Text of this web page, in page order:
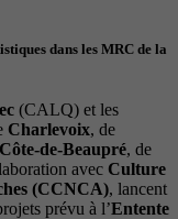
dans les MRC de la
(CALQ) et les
Charlevoix, de
de-Beaupré, de
avec Culture
(CCNCA), lancent
prévu à l’Entente